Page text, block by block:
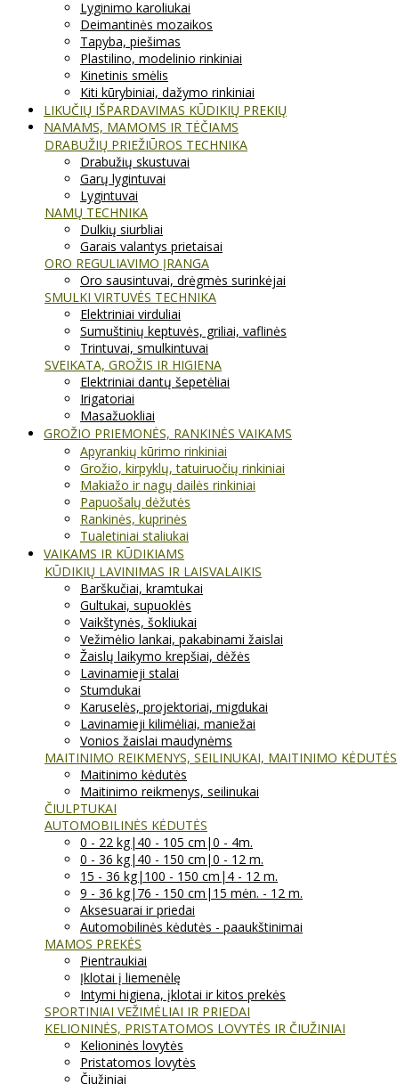
Lyginimo karoliukai
Deimantinės mozaikos
Tapyba, piešimas
Plastilino, modelinio rinkiniai
Kinetinis smėlis
Kiti kūrybiniai, dažymo rinkiniai
LIKUČIŲ IŠPARDAVIMAS KŪDIKIŲ PREKIŲ
NAMAMS, MAMOMS IR TĖČIAMS
DRABUŽIŲ PRIEŽIŪROS TECHNIKA
Drabužių skustuvai
Garų lygintuvai
Lygintuvai
NAMŲ TECHNIKA
Dulkių siurbliai
Garais valantys prietaisai
ORO REGULIAVIMO ĮRANGA
Oro sausintuvai, drėgmės surinkėjai
SMULKI VIRTUVĖS TECHNIKA
Elektriniai virduliai
Sumuštinių keptuvės, griliai, vaflinės
Trintuvai, smulkintuvai
SVEIKATA, GROŽIS IR HIGIENA
Elektriniai dantų šepetėliai
Irigatoriai
Masažuokliai
GROŽIO PRIEMONĖS, RANKINĖS VAIKAMS
Apyrankių kūrimo rinkiniai
Grožio, kirpyklų, tatuiruočių rinkiniai
Makiažo ir nagų dailės rinkiniai
Papuošalų dėžutės
Rankinės, kuprinės
Tualetiniai staliukai
VAIKAMS IR KŪDIKIAMS
KŪDIKIŲ LAVINIMAS IR LAISVALAIKIS
Barškučiai, kramtukai
Gultukai, supuoklės
Vaikštynės, šokliukai
Vežimėlio lankai, pakabinami žaislai
Žaislų laikymo krepšiai, dėžės
Lavinamieji stalai
Stumdukai
Karuselės, projektoriai, migdukai
Lavinamieji kilimėliai, maniežai
Vonios žaislai maudynėms
MAITINIMO REIKMENYS, SEILINUKAI, MAITINIMO KĖDUTĖS
Maitinimo kėdutės
Maitinimo reikmenys, seilinukai
ČIULPTUKAI
AUTOMOBILINĖS KĖDUTĖS
0 - 22 kg|40 - 105 cm|0 - 4m.
0 - 36 kg|40 - 150 cm|0 - 12 m.
15 - 36 kg|100 - 150 cm|4 - 12 m.
9 - 36 kg|76 - 150 cm|15 mėn. - 12 m.
Aksesuarai ir priedai
Automobilinės kėdutės - paaukštinimai
MAMOS PREKĖS
Pientraukiai
Įklotai į liemenėlę
Intymi higiena, įklotai ir kitos prekės
SPORTINIAI VEŽIMĖLIAI IR PRIEDAI
KELIONINĖS, PRISTATOMOS LOVYTĖS IR ČIUŽINIAI
Kelioninės lovytės
Pristatomos lovytės
Čiužiniai